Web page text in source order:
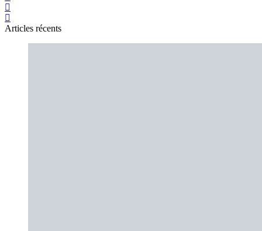
Articles récents